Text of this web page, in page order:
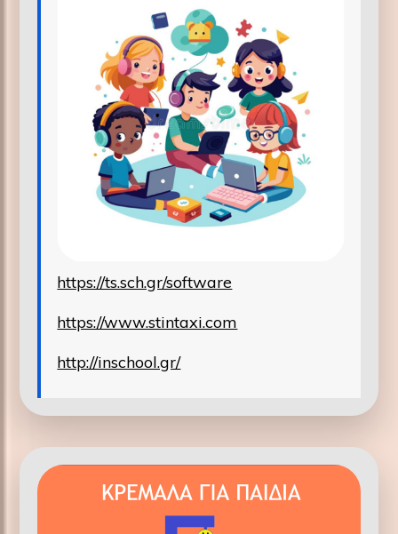
https://ts.sch.gr/software
https://www.stintaxi.com
http://inschool.gr/